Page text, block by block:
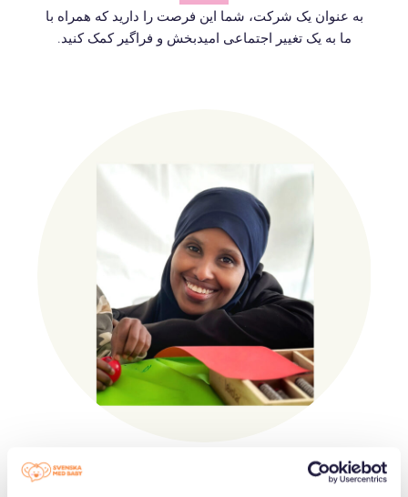
به عنوان یک شرکت، شما این فرصت را دارید که همراه با
ما به یک تغییر اجتماعی امیدبخش و فراگیر کمک کنید.